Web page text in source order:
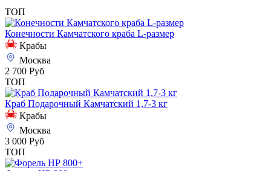
ТОП
Конечности Камчатского краба L-размер
Крабы
Москва
2 700 Руб
ТОП
Краб Подарочный Камчатский 1,7-3 кг
Крабы
Москва
3 000 Руб
ТОП